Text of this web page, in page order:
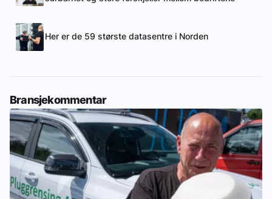
Her er de 59 største datasentre i Norden
Bransjekommentar